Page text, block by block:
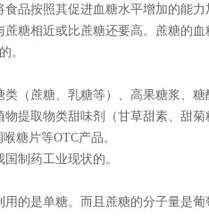
品按照其促进血糖水平增加的能力
糖相近或比蔗糖还要高。蔗糖的血
。
（蔗糖、乳糖等）、高果糖浆、糖
提取物类甜味剂（甘草甜素、甜菊
糖片等OTC产品。
制药工业现状的。
的是单糖。而且蔗糖的分子量是葡